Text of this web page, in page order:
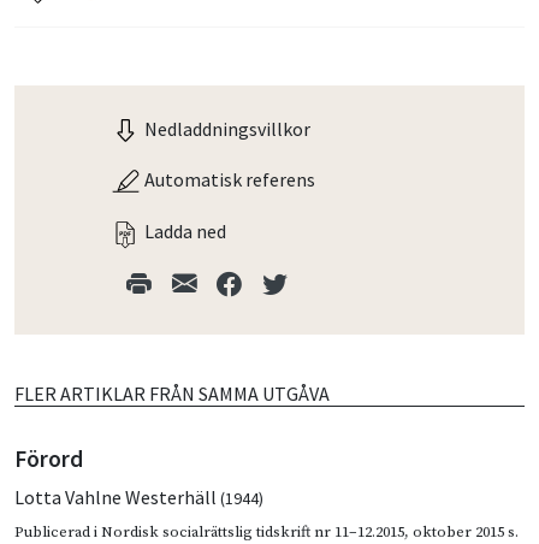
Nedladdningsvillkor
Automatisk referens
Ladda ned
FLER ARTIKLAR FRÅN SAMMA UTGÅVA
Förord
Lotta Vahlne Westerhäll (1944)
Publicerad iNordisk socialrättslig tidskrift nr 11–12.2015, oktober 2015s.